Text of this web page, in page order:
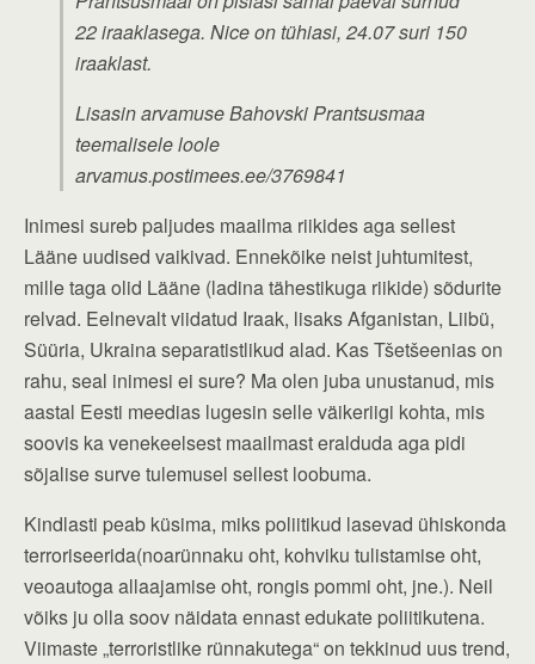
22 iraaklasega. Nice on tühiasi, 24.07 suri 150
iraaklast.
Lisasin arvamuse Bahovski Prantsusmaa
teemalisele loole
arvamus.postimees.ee/3769841
Inimesi sureb paljudes maailma riikides aga sellest
Lääne uudised vaikivad. Ennekõike neist juhtumitest,
mille taga olid Lääne (ladina tähestikuga riikide) sõdurite
relvad. Eelnevalt viidatud Iraak, lisaks Afganistan, Liibü,
Süüria, Ukraina separatistlikud alad. Kas Tšetšeenias on
rahu, seal inimesi ei sure? Ma olen juba unustanud, mis
aastal Eesti meedias lugesin selle väikeriigi kohta, mis
soovis ka venekeelsest maailmast eralduda aga pidi
sõjalise surve tulemusel sellest loobuma.
Kindlasti peab küsima, miks poliitikud lasevad ühiskonda
terroriseerida(noarünnaku oht, kohviku tulistamise oht,
veoautoga allaajamise oht, rongis pommi oht, jne.). Neil
võiks ju olla soov näidata ennast edukate poliitikutena.
Viimaste „terroristlike rünnakutega“ on tekkinud uus trend,